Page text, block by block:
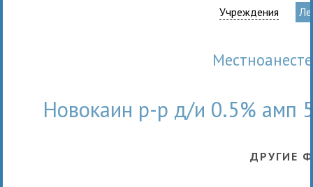
Учреждения
Новокаин р-р д/и 0.5%
ДРУГИЕ